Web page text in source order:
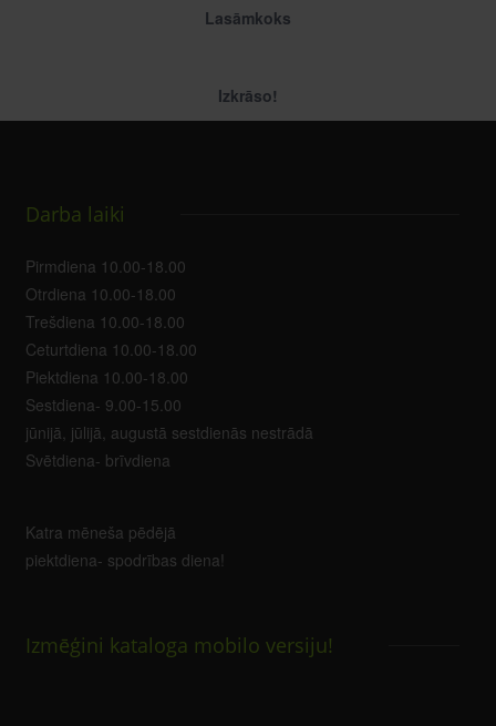
Lasāmkoks
Izkrāso!
Darba laiki
Pirmdiena 10.00-18.00
Otrdiena 10.00-18.00
Trešdiena 10.00-18.00
Ceturtdiena 10.00-18.00
Piektdiena 10.00-18.00
Sestdiena- 9.00-15.00
jūnijā, jūlijā, augustā sestdienās nestrādā
Svētdiena- brīvdiena
Katra mēneša pēdējā
piektdiena- spodrības diena!
Izmēģini kataloga mobilo versiju!